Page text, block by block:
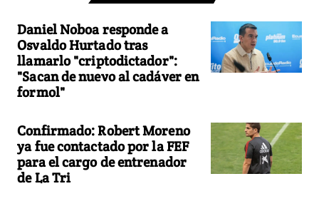
Daniel Noboa responde a
Osvaldo Hurtado tras
llamarlo "criptodictador":
"Sacan de nuevo al cadáver en
formol"
Confirmado: Robert Moreno
ya fue contactado por la FEF
para el cargo de entrenador
de La Tri